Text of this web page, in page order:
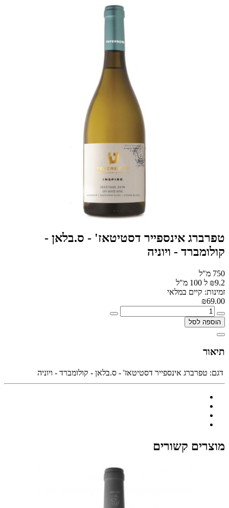
טפרברג אינספייר דסטיטאז' - ס.בלאן -
קולומברד - ויוניה
750 מ"ל
₪9.2 ל 100 מ"ל
זמינות: קיים במלאי
₪69.00
הוספה לסל
תיאור
דגם: טפרברג אינספייר דסטיטאז' - ס.בלאן - קולומברד - ויוניה
מוצרים קשורים